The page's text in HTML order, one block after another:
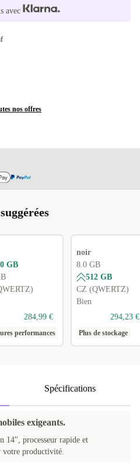
avec
nos offres
GB
284,99 €
performances
noir
8.0 GB
512 GB
CZ (QWERTZ)
Bien
294,23 €
Plus de stockage
Spécifications
exigeants.
14", processeur rapide et
votre productivité.